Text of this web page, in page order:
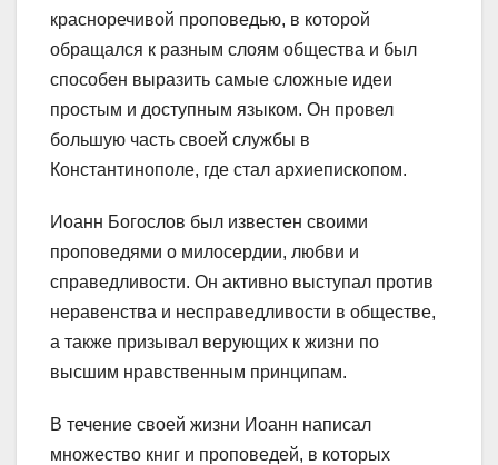
красноречивой проповедью, в которой
обращался к разным слоям общества и был
способен выразить самые сложные идеи
простым и доступным языком. Он провел
большую часть своей службы в
Константинополе, где стал архиепископом.
Иоанн Богослов был известен своими
проповедями о милосердии, любви и
справедливости. Он активно выступал против
неравенства и несправедливости в обществе,
а также призывал верующих к жизни по
высшим нравственным принципам.
В течение своей жизни Иоанн написал
множество книг и проповедей, в которых